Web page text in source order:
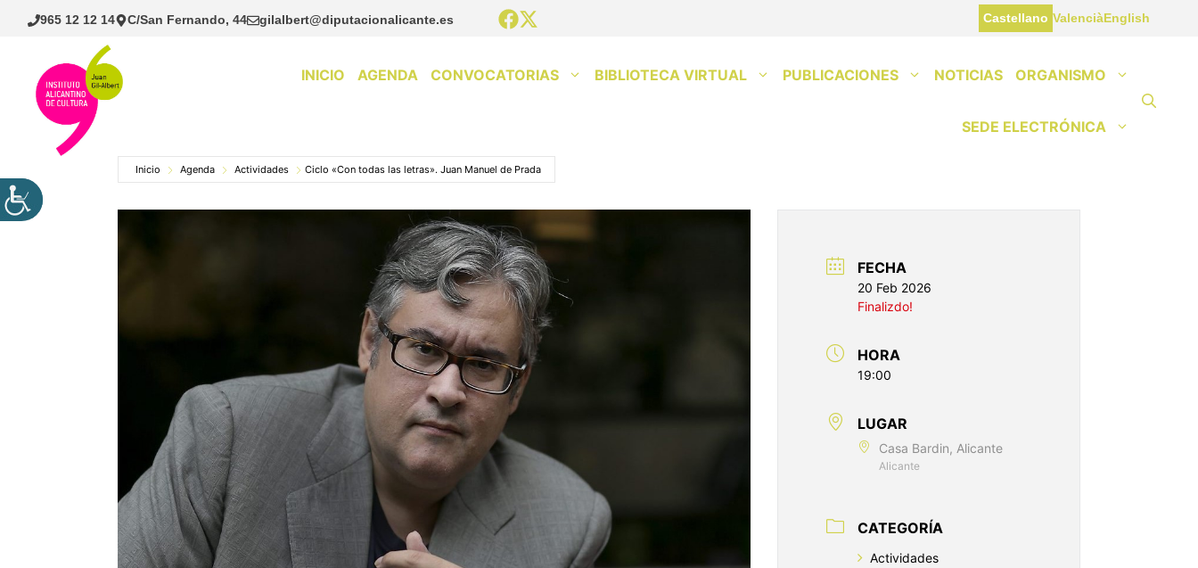
Saltar
965 12 12 14 C/San Fernando, 44 gilalbert@diputacionalicante.es Castellano ValenciàEnglish
INICIO AGENDA CONVOCATORIAS BIBLIOTECA VIRTUAL PUBLICACIONES NOTICIAS ORGANISMO
SEDE ELECTRÓNICA
Inicio Agenda Actividades Ciclo «Con todas las letras». Juan Manuel de Prada
FECHA
20 Feb 2026
Finalizdo!
HORA
19:00
LUGAR
Casa Bardin, Alicante
Alicante
CATEGORÍA
Actividades